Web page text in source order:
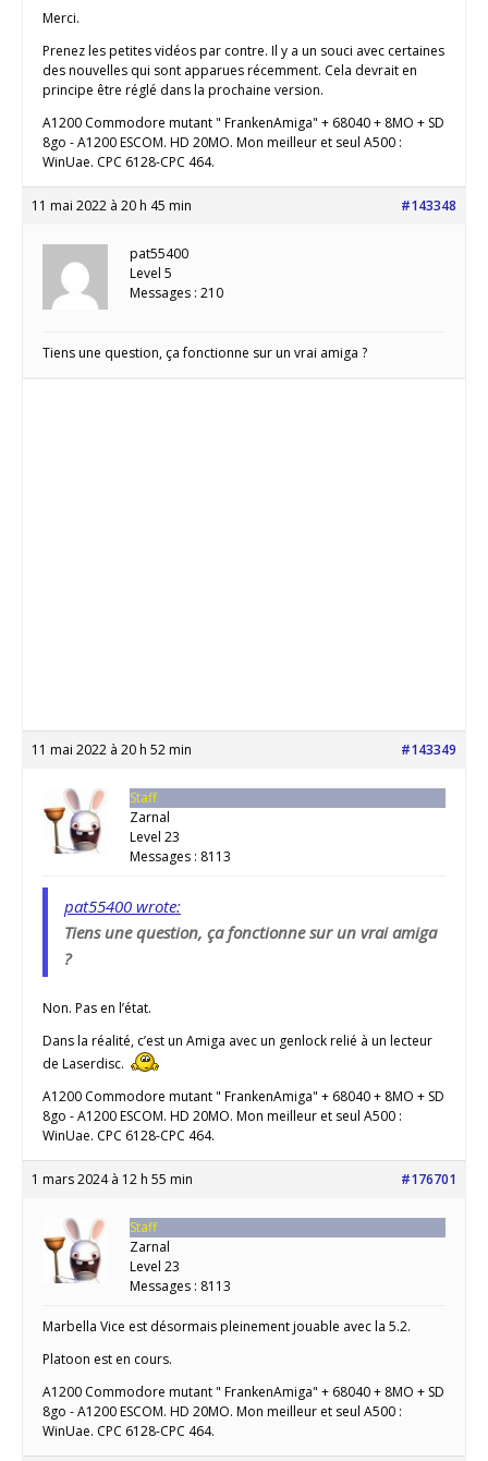
Merci.
Prenez les petites vidéos par contre. Il y a un souci avec certaines
des nouvelles qui sont apparues récemment. Cela devrait en
principe être réglé dans la prochaine version.
A1200 Commodore mutant " FrankenAmiga" + 68040 + 8MO + SD
8go - A1200 ESCOM. HD 20MO. Mon meilleur et seul A500 :
WinUae. CPC 6128-CPC 464.
11 mai 2022 à 20 h 45 min #143348
pat55400
Level 5
Messages : 210
Tiens une question, ça fonctionne sur un vrai amiga ?
11 mai 2022 à 20 h 52 min #143349
Staff
Zarnal
Level 23
Messages : 8113
pat55400 wrote:
Tiens une question, ça fonctionne sur un vrai amiga
?
Non. Pas en l’état.
Dans la réalité, c’est un Amiga avec un genlock relié à un lecteur
de Laserdisc.
A1200 Commodore mutant " FrankenAmiga" + 68040 + 8MO + SD
8go - A1200 ESCOM. HD 20MO. Mon meilleur et seul A500 :
WinUae. CPC 6128-CPC 464.
1 mars 2024 à 12 h 55 min #176701
Staff
Zarnal
Level 23
Messages : 8113
Marbella Vice est désormais pleinement jouable avec la 5.2.
Platoon est en cours.
A1200 Commodore mutant " FrankenAmiga" + 68040 + 8MO + SD
8go - A1200 ESCOM. HD 20MO. Mon meilleur et seul A500 :
WinUae. CPC 6128-CPC 464.